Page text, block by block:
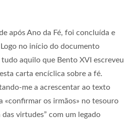
após Ano da Fé, foi concluída e
no início do documento
aquilo que Bento XVI escreveu
carta encíclica sobre a fé.
me a acrescentar ao texto
«confirmar os irmãos» no tesouro
virtudes” com um legado